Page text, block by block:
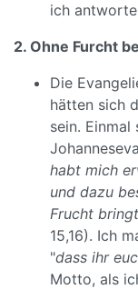
ich
2. Ohne Furcht
Die
hätten sich
sein.
habt mich
und dazu
Frucht
15,16). Ich
"dass ihr
Motto, als